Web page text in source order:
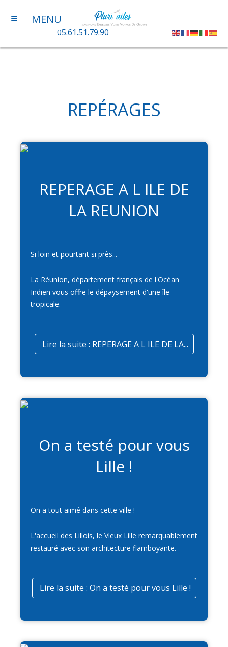
MENU
≡
05.61.51.79.90
REPÉRAGES
REPERAGE A L ILE DE
LA REUNION
Si loin et pourtant si près...
La Réunion, département français de l'Océan
Indien vous offre le dépaysement d'une île
tropicale.
Lire la suite : REPERAGE A L ILE DE LA...
On a testé pour vous
Lille !
On a tout aimé dans cette ville !
L'accueil des Lillois, le Vieux Lille remarquablement
restauré avec son architecture flamboyante.
Lire la suite : On a testé pour vous Lille !